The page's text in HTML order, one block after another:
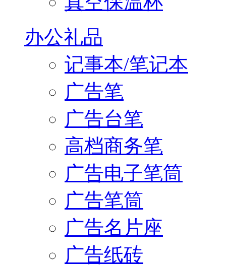
办公礼品
记事本/笔记本
广告笔
广告台笔
高档商务笔
广告电子笔筒
广告笔筒
广告名片座
广告纸砖